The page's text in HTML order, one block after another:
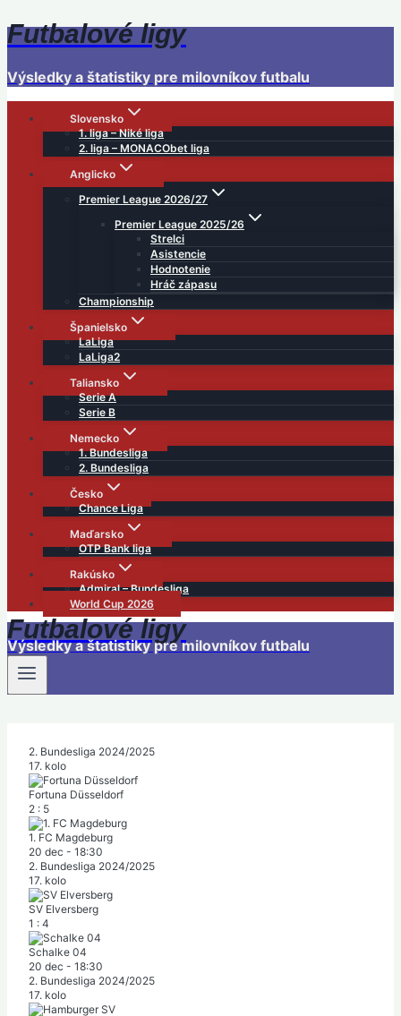
Skip
to
Futbalové ligy
Výsledky a štatistiky pre milovníkov futbalu
Slovensko
1. liga – Niké liga
2. liga – MONACObet liga
Anglicko
Premier League 2026/27
Premier League 2025/26
Strelci
Asistencie
Hodnotenie
Hráč zápasu
Championship
Španielsko
LaLiga
LaLiga2
Taliansko
Serie A
Serie B
Nemecko
1. Bundesliga
2. Bundesliga
Česko
Chance Liga
Maďarsko
OTP Bank liga
Rakúsko
Admiral – Bundesliga
World Cup 2026
Futbalové ligy
Výsledky a štatistiky pre milovníkov futbalu
2. Bundesliga 2024/2025
17. kolo
Fortuna Düsseldorf
2 : 5
1. FC Magdeburg
20 dec - 18:30
2. Bundesliga 2024/2025
17. kolo
SV Elversberg
1 : 4
Schalke 04
20 dec - 18:30
2. Bundesliga 2024/2025
17. kolo